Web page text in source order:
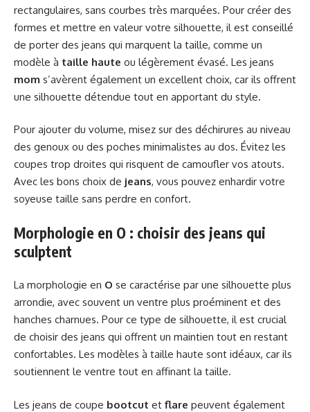
rectangulaires, sans courbes très marquées. Pour créer des
formes et mettre en valeur votre silhouette, il est conseillé
de porter des jeans qui marquent la taille, comme un
modèle à taille haute ou légèrement évasé. Les jeans
mom s’avèrent également un excellent choix, car ils offrent
une silhouette détendue tout en apportant du style.
Pour ajouter du volume, misez sur des déchirures au niveau
des genoux ou des poches minimalistes au dos. Évitez les
coupes trop droites qui risquent de camoufler vos atouts.
Avec les bons choix de jeans, vous pouvez enhardir votre
soyeuse taille sans perdre en confort.
Morphologie en O : choisir des jeans qui
sculptent
La morphologie en O se caractérise par une silhouette plus
arrondie, avec souvent un ventre plus proéminent et des
hanches charnues. Pour ce type de silhouette, il est crucial
de choisir des jeans qui offrent un maintien tout en restant
confortables. Les modèles à taille haute sont idéaux, car ils
soutiennent le ventre tout en affinant la taille.
Les jeans de coupe bootcut et flare peuvent également